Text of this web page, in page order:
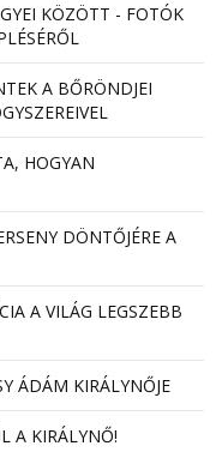
KÖZÖTT - FOTÓK
A BŐRÖNDJEI
HOGYAN
DÖNTŐJÉRE A
A VILÁG LEGSZEBB
ÁDÁM KIRÁLYNŐJE
A KIRÁLYNŐ!